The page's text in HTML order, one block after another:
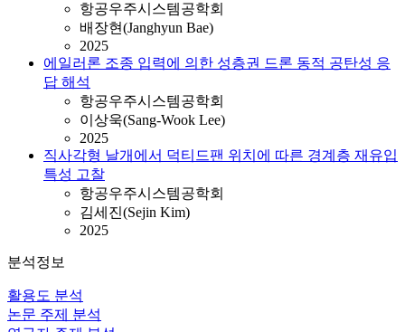
항공우주시스템공학회
배장현(Janghyun Bae)
2025
에일러론 조종 입력에 의한 성층권 드론 동적 공탄성 응
답 해석
항공우주시스템공학회
이상욱(Sang-Wook Lee)
2025
직사각형 날개에서 덕티드팬 위치에 따른 경계층 재유입
특성 고찰
항공우주시스템공학회
김세진(Sejin Kim)
2025
분석정보
활용도 분석
논문 주제 분석